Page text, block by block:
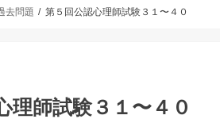
去問題 第５回公認心理師試験３１〜４０
理師試験３１〜４０